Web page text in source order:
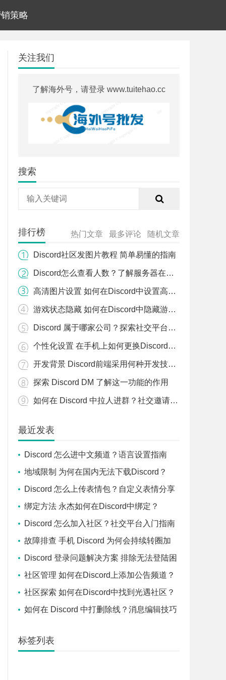
策略
关注我们
了解海外号，请登录 www.tuitehao.cc
搜索
排行榜 热门文章 最多评论 随机文章
Discord社区发图片教程 简单易懂的指南
Discord怎么查看人数？了解服务器在线人数的方法！
高清图片设置 如何在Discord中设置高清图片？
游戏状态隐藏 如何在Discord中隐藏游戏状态？
Discord 属于哪家公司？探索社交平台的背后
个性化设置 在手机上如何更换Discord头像？
开发背景 Discord前端采用何种开发技术？
探索 Discord DM 了解这一功能的作用
如何在 Discord 中拉人进群？社交邀请技巧分享
手机上 Discord 该如何使用？一文了解
国服玩家必看 如何在 Discord 中畅通无阻？
个性化设置 在手机上如何更换Discord头像？
下架疑问 为何Discord会被下架？
地域使用 解决在国内使用Discord的问题
Apex 英雄里 Discord 什么意思？游戏内社交平台解读
确认码详解 揭秘 Discord 确认码的作用
最近发表
Discord 怎么进中文频道？语言设置指南
地域限制 为何在国内无法下载Discord？
Discord 怎么上传表情包？自定义表情分享
指南
绑定方法 永杰如何在Discord中绑定？
Discord 怎么加入社区？社交平台入门指南
与操作介绍
故障排查 手机 Discord 为何会持续转圈加
载？Discord 登录问题解决方案 排除无法登陆困
扰社区管理 如何在Discord上添加公告频道？
社区探索 如何在Discord中找到光遇社区？
如何在 Discord 中打删除线？消息编辑技巧
标签列表